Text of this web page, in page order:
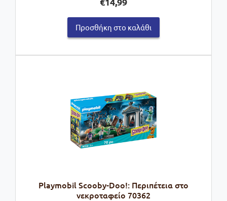
Προσθήκη στο καλάθι
Playmobil Scooby-Doo!: Περιπέτεια στο
νεκροταφείο 70362